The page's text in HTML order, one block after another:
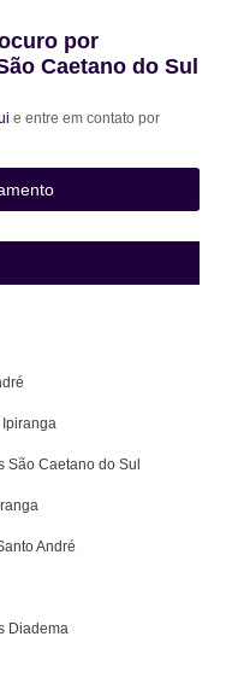
por
Caetano do Sul
e entre em contato por
São Caetano do Sul
André
Diadema